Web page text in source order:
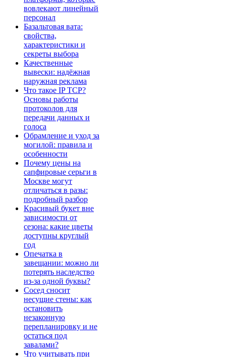
вовлекают линейный
персонал
Базальтовая вата:
свойства,
характеристики и
секреты выбора
Качественные
вывески: надёжная
наружная реклама
Что такое IP TCP?
Основы работы
протоколов для
передачи данных и
голоса
Обрамление и уход за
могилой: правила и
особенности
Почему цены на
сапфировые серьги в
Москве могут
отличаться в разы:
подробный разбор
Красивый букет вне
зависимости от
сезона: какие цветы
доступны круглый
год
Опечатка в
завещании: можно ли
потерять наследство
из-за одной буквы?
Сосед сносит
несущие стены: как
остановить
незаконную
перепланировку и не
остаться под
завалами?
Что учитывать при